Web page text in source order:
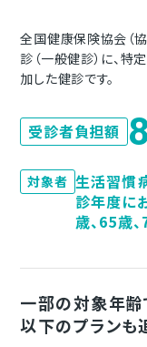
全国健康保険協会（
診（一般健診）に、
加した健診です。
受診者負担額
対象者 生活習慣
診年度に
歳、65歳
一部の対象年
以下のプランも